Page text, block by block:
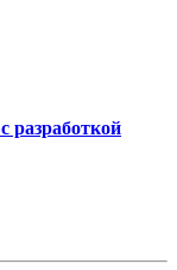
разработкой